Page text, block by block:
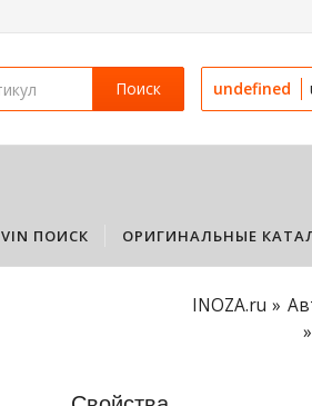
Поиск undefined
VIN ПОИСК ОРИГИНАЛЬНЫЕ
INOZA.ru